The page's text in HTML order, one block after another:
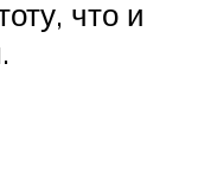
что и